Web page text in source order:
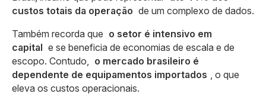
custos totais da operação de um complexo de dados.
Também recorda que o setor é intensivo em
capital e se beneficia de economias de escala e de
escopo. Contudo,
o mercado brasileiro é
dependente de equipamentos importados
, o que
eleva os custos operacionais.